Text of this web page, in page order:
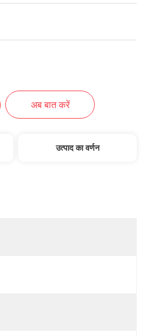
अब बात करें
उत्पाद का वर्णन